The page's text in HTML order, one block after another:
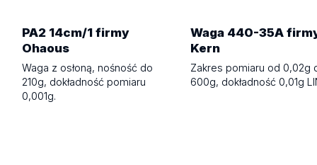
PA2 14cm/1 firmy
Ohaous
Waga z osłoną, nośność do
210g, dokładność pomiaru
0,001g.
Waga 440-35A
Kern
Zakres pomiaru od 0,02g
600g, dokładność 0,01g